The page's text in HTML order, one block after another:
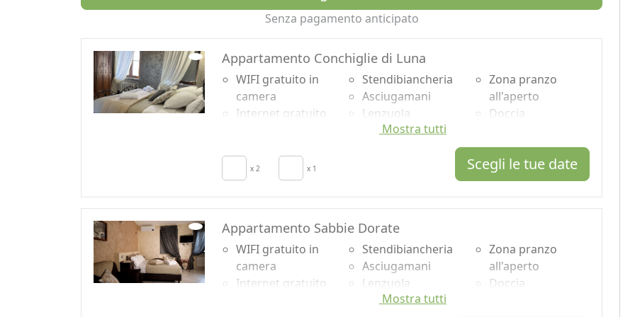
Senza pagamento anticipato
Appartamento Conchiglie di Luna
WIFI gratuito in
camera
Internet gratuito
Aria Condizionata
Riscaldamento
autonomo
Cucina
Asciugacapelli
Terrazza
Stendibiancheria
Asciugamani
Lenzuola
Armadio o
Seggiolone
Frigorifero
Macchina per il
caffé
Zona pranzo
all'aperto
Doccia
free, no
monodose
Lavatrice
Vista panoramica
Microonde
Mostra tutti
x 2 x 1 Scegli le tue date
Appartamento Sabbie Dorate
WIFI gratuito in
camera
Internet gratuito
Stendibiancheria
Asciugamani
Lenzuola
Armadio o
Zona pranzo
all'aperto
Doccia
Mostra tutti